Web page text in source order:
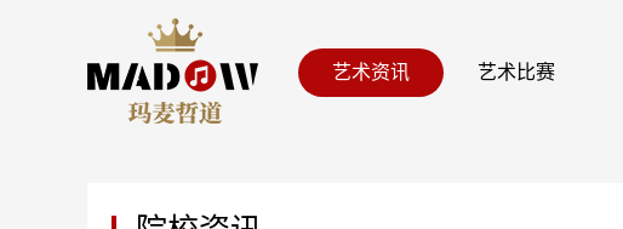
艺术资讯 艺术比赛